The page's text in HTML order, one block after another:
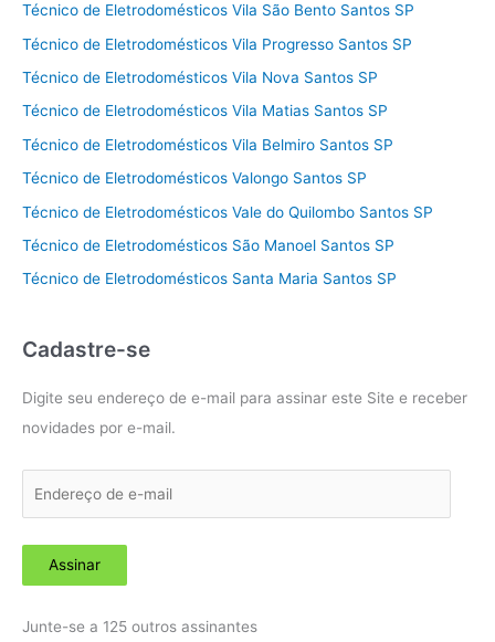
Técnico de Eletrodomésticos Vila São Bento Santos SP
Técnico de Eletrodomésticos Vila Progresso Santos SP
Técnico de Eletrodomésticos Vila Nova Santos SP
Técnico de Eletrodomésticos Vila Matias Santos SP
Técnico de Eletrodomésticos Vila Belmiro Santos SP
Técnico de Eletrodomésticos Valongo Santos SP
Técnico de Eletrodomésticos Vale do Quilombo Santos SP
Técnico de Eletrodomésticos São Manoel Santos SP
Técnico de Eletrodomésticos Santa Maria Santos SP
Cadastre-se
Digite seu endereço de e-mail para assinar este Site e receber
novidades por e-mail.
d
e
Assinar
Junte-se a 125 outros assinantes